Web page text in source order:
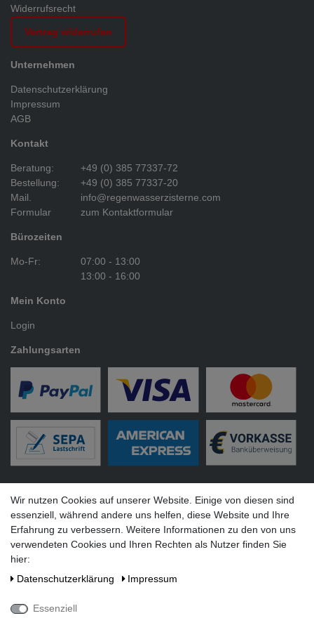
Widerrufsrecht
Vertrag widerrufen
Unternehmen
Datenschutzerklärung
Impressum
AGB
Kontakt
Beratung:
+49 (0) 385 77337-72
Bestellung:
+49 (0) 385 77337-20
Mail.
info@regenwasserzisterne.com
Formular
zum Kontaktformular
Bürozeiten
Mo-Fr:
07:00 - 13:00
13:00 - 16:00
Mein Konto
Login
Zahlungsarten
Social Media
Wir nutzen Cookies auf unserer Website. Einige von diesen sind
essenziell, während andere uns helfen, diese Website und Ihre
Erfahrung zu verbessern. Weitere Informationen zu den von uns
verwendeten Cookies und Ihren Rechten als Nutzer finden Sie
hier:
Daten­schutz­erklärung
Impressum
Essenziell